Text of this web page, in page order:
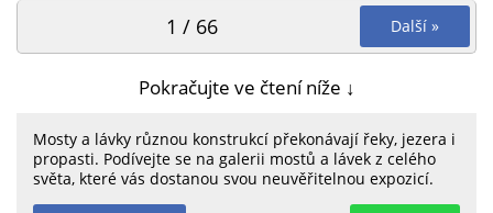
Další »
1 / 66
Pokračujte ve čtení níže ↓
Mosty a lávky různou konstrukcí překonávají řeky, jezera i
propasti. Podívejte se na galerii mostů a lávek z celého
světa, které vás dostanou svou neuvěřitelnou expozicí.